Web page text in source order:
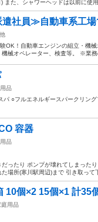
た、シャワーヘッドは以前に使用
社員≫自動車系工場
OK！自動車エンジンの組立・機
械オペレーター、検査等。 ※業務
品
パ ○フルエネルギースパークリン
容器
品
ったり ポンプが壊れてしまった
場所(寒川駅周辺)まで 引き取って
10個×2 15個×1 計35
庭用品